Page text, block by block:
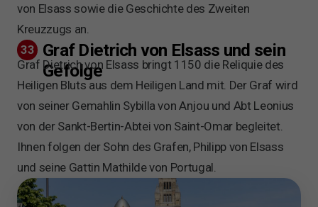
von Elsass sowie die Geschichte des Zweiten
Kreuzzugs an.
33
Graf Dietrich von Elsass und sein
Gefolge
Graf Dietrich von Elsass bringt 1150 die Reliquie des
Heiligen Bluts aus dem Heiligen Land mit. Der Graf wird
von seiner Gemahlin Sybilla von Anjou und Abt Leonius
von der Sankt-Bertin-Abtei von Saint-Omar begleitet.
Ihnen folgen der Sohn des Grafen, Philipp von Elsass
und seine Gattin Mathilde von Portugal.